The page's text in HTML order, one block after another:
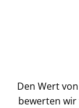
Den Wert
bewerten